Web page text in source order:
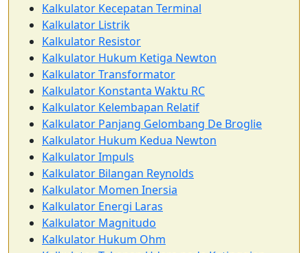
Kalkulator Kecepatan Terminal
Kalkulator Listrik
Kalkulator Resistor
Kalkulator Hukum Ketiga Newton
Kalkulator Transformator
Kalkulator Konstanta Waktu RC
Kalkulator Kelembapan Relatif
Kalkulator Panjang Gelombang De Broglie
Kalkulator Hukum Kedua Newton
Kalkulator Impuls
Kalkulator Bilangan Reynolds
Kalkulator Momen Inersia
Kalkulator Energi Laras
Kalkulator Magnitudo
Kalkulator Hukum Ohm